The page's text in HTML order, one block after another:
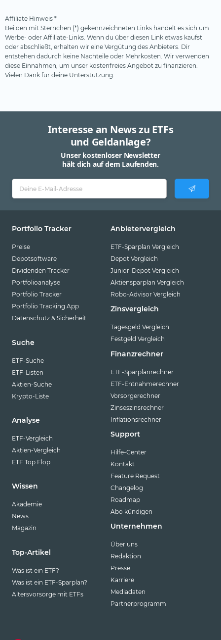
Affiliate Hinweis *
Bei den mit Sternchen (*) gekennzeichneten Links handelt es sich um
Werbe- oder Affiliate-Links. Wenn du über diesen Link etwas kaufst
oder abschließt, erhalten wir eine Vergütung des Anbieters. Dir
entstehen dadurch keine Nachteile oder Mehrkosten. Wir verwenden
diese Einnahmen, um unser kostenfreies Angebot zu finanzieren.
Vielen Dank für deine Unterstützung.
Interesse an News zu ETFs
und Geldanlage?
Unser kostenloser Newsletter
hält dich auf dem Laufenden.
Portfolio Tracker
Preise
Depotsoftware
Dividenden Tracker
Portfolioanalyse
Portfolio Tracker
Portfolio Tracking App
Datenschutz & Sicherheit
Suche
ETF-Suche
ETF-Listen
Aktien-Suche
Krypto-Liste
Analyse
ETF-Vergleich
Aktien-Vergleich
ETF Top Flop
Wissen
Akademie
News
Magazin
Top-Artikel
Was ist ein ETF?
Was ist ein ETF-Sparplan?
Altersvorsorge mit ETFs
Anbietervergleich
ETF-Sparplan Vergleich
Depot Vergleich
Junior-Depot Vergleich
Aktiensparplan Vergleich
Robo-Advisor Vergleich
Zinsvergleich
Tagesgeld Vergleich
Festgeld Vergleich
Finanzrechner
ETF-Sparplanrechner
ETF-Entnahmerechner
Vorsorgerechner
Zinseszinsrechner
Inflationsrechner
Support
Hilfe-Center
Kontakt
Feature Request
Changelog
Roadmap
Abo kündigen
Unternehmen
Über uns
Redaktion
Presse
Karriere
Mediadaten
Partnerprogramm